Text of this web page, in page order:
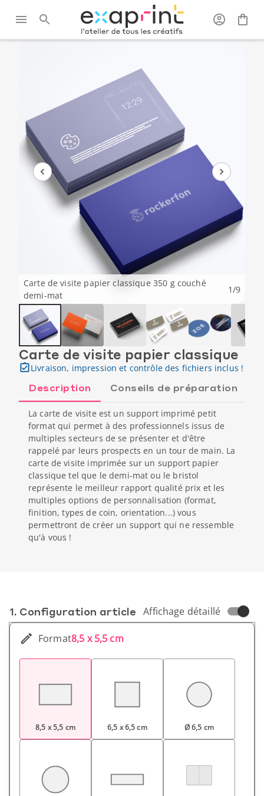
Carte de visite papier classique 350 g couché
demi-mat
1/9
Carte de visite papier classique
Livraison, impression et contrôle des fichiers inclus !
Description Conseils de préparation
La carte de visite est un support imprimé petit
format qui permet à des professionnels issus de
multiples secteurs de se présenter et d'être
rappelé par leurs prospects en un tour de main. La
carte de visite imprimée sur un support papier
classique tel que le demi-mat ou le bristol
représente le meilleur rapport qualité prix et les
multiples options de personnalisation (format,
finition, types de coin, orientation...) vous
permettront de créer un support qui ne ressemble
qu'à vous !
1. Conf­iguration article Affichage détaillé
Format8,5 x 5,5 cm
8,5 x 5,5 cm 6,5 x 6,5 cm Ø 6,5 cm